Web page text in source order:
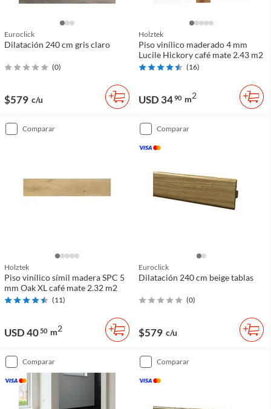
Euroclick
Dilatación 240 cm gris claro
(0)
$579 c/u
Holztek
Piso vinílico maderado 4 mm
Lucile Hickory café mate 2.43 m2
(16)
USD 3490 m2
comparar
Holztek
Piso vinílico símil madera SPC 5
mm Oak XL café mate 2.32 m2
(11)
USD 4050 m2
comparar
Euroclick
Dilatación 240 cm beige tablas
(0)
$579 c/u
comparar comparar